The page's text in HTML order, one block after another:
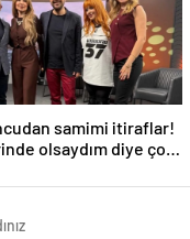
samimi itiraflar!
olsaydım diye çok